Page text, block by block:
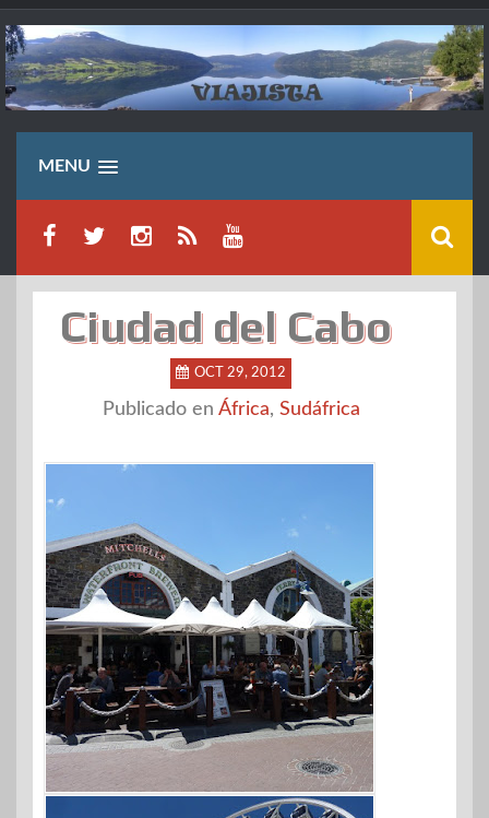
Saltar
al
contenido
MENU
Ciudad del Cabo
OCT 29, 2012
Publicado en África, Sudáfrica